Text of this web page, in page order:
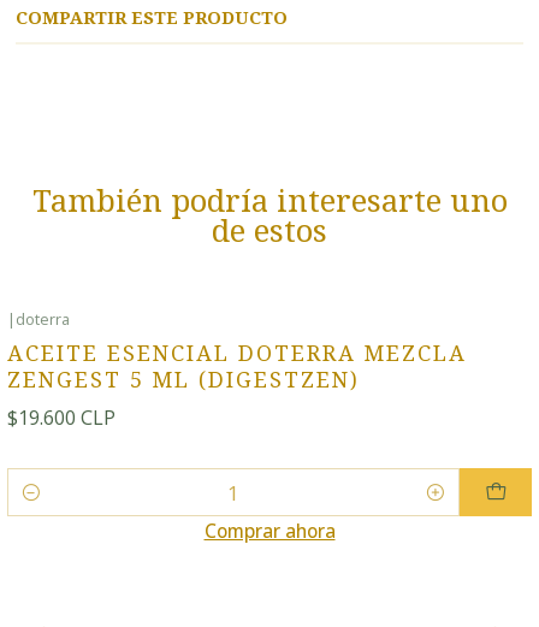
COMPARTIR ESTE PRODUCTO
También podría interesarte uno
de estos
| doterra
ACEITE ESENCIAL DOTERRA MEZCLA
ZENGEST 5 ML (DIGESTZEN)
$19.600 CLP
Cantidad
Comprar ahora